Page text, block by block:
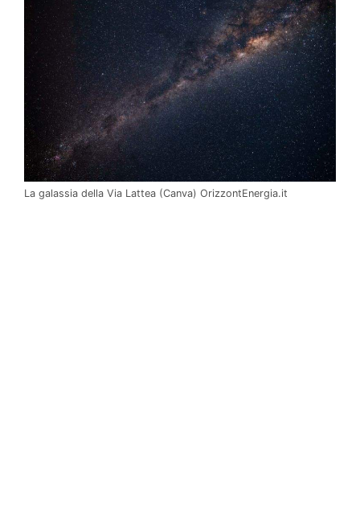
La galassia della Via Lattea (Canva) OrizzontEnergia.it